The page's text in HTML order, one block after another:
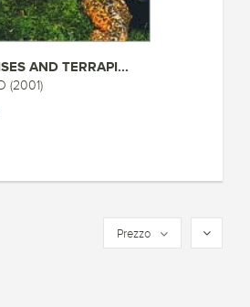
AND TERRAPI...
(2001)
Prezzo